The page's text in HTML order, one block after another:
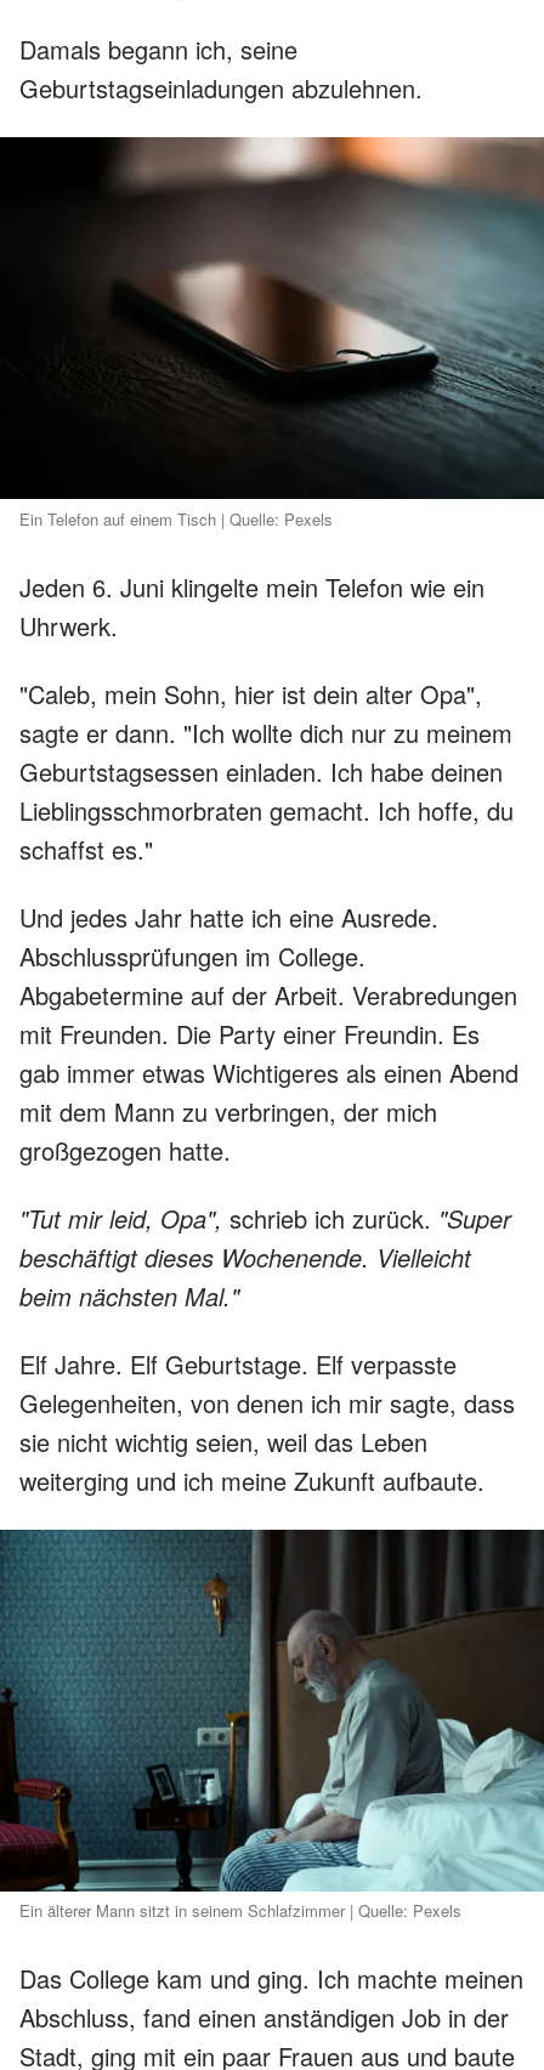
Damals begann ich, seine
Geburtstagseinladungen abzulehnen.
Ein Telefon auf einem Tisch | Quelle: Pexels
Jeden 6. Juni klingelte mein Telefon wie ein
Uhrwerk.
"Caleb, mein Sohn, hier ist dein alter Opa",
sagte er dann. "Ich wollte dich nur zu meinem
Geburtstagsessen einladen. Ich habe deinen
Lieblingsschmorbraten gemacht. Ich hoffe, du
schaffst es."
Und jedes Jahr hatte ich eine Ausrede.
Abschlussprüfungen im College.
Abgabetermine auf der Arbeit. Verabredungen
mit Freunden. Die Party einer Freundin. Es
gab immer etwas Wichtigeres als einen Abend
mit dem Mann zu verbringen, der mich
großgezogen hatte.
"Tut mir leid, Opa", schrieb ich zurück. "Super
beschäftigt dieses Wochenende. Vielleicht
beim nächsten Mal."
Elf Jahre. Elf Geburtstage. Elf verpasste
Gelegenheiten, von denen ich mir sagte, dass
sie nicht wichtig seien, weil das Leben
weiterging und ich meine Zukunft aufbaute.
Ein älterer Mann sitzt in seinem Schlafzimmer | Quelle: Pexels
Das College kam und ging. Ich machte meinen
Abschluss, fand einen anständigen Job in der
Stadt, ging mit ein paar Frauen aus und baute